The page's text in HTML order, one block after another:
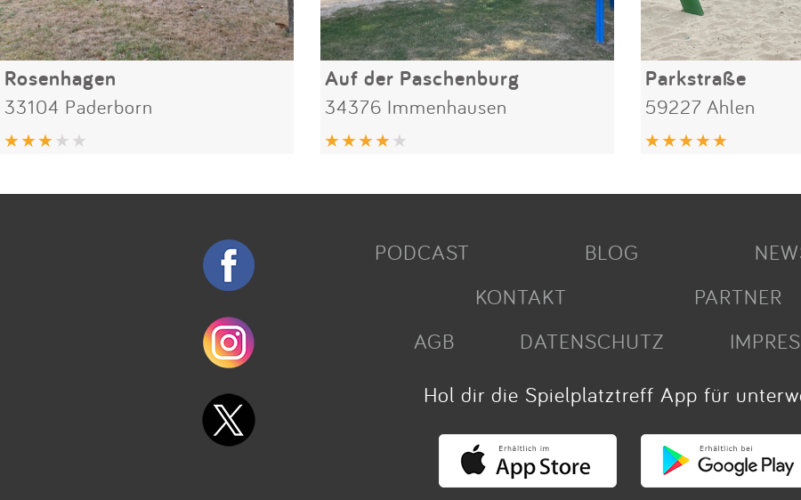
Rosenhagen
33104 Paderborn
Auf der Paschenburg
34376 Immenhausen
Parkstraße
59227 Ahlen
PODCAST BLOG
KONTAKT
PARTNER
AGB
DATENSCHUTZ
Hol dir die Spielplatztreff App für